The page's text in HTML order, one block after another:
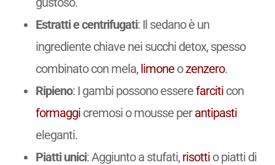
Estratti e centrifugati: Il sedano è un
ingrediente chiave nei succhi detox, spesso
combinato con mela, limoneozenzero.
Ripieno: I gambi possono esserefarciticon
formaggicremosi o mousse perantipasti
eleganti.
Piatti unici: Aggiunto a stufati, risottio piatti di